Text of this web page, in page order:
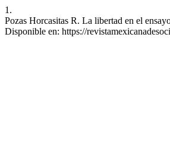
1.
Pozas Horcasitas R. La libertad en el
Disponible en: https://